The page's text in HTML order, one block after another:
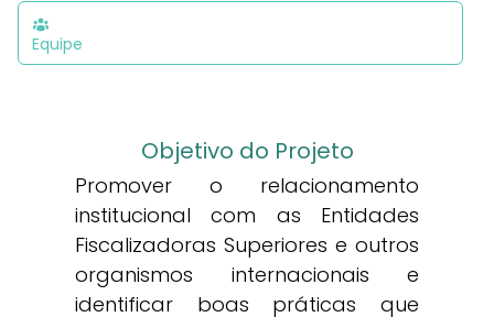
Equipe
Objetivo do Projeto
Promover o relacionamento
institucional com as Entidades
Fiscalizadoras Superiores e outros
organismos internacionais e
identificar boas práticas que